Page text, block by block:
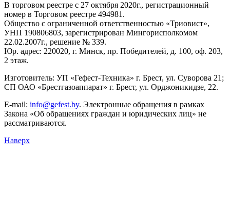
В торговом реестре с 27 октября 2020г., регистрационный
номер в Торговом реестре 494981.
Общество с ограниченной ответственностью «Триовист»,
УНП 190806803, зарегистрирован Мингорисполкомом
22.02.2007г., решение № 339.
Юр. адрес: 220020, г. Минск, пр. Победителей, д. 100, оф. 203,
2 этаж.
Изготовитель: УП «Гефест-Техника» г. Брест, ул. Суворова 21;
СП ОАО «Брестгазоаппарат» г. Брест, ул. Орджоникидзе, 22.
E-mail: info@gefest.by. Электронные обращения в рамках
Закона «Об обращениях граждан и юридических лиц» не
рассматриваются.
Наверх